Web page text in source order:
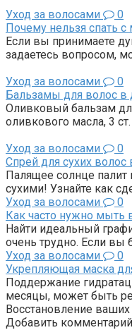
Уход за волосами
0
Почему нельзя спать с
Если вы принимаете
задаетесь вопросом,
Уход за волосами
0
Бальзамы для волос в
Оливковый бальзам
оливкового масла, 3
Уход за волосами
0
Спрей для сухих
Палящее солнце
сухими! Узнайте как
Уход за волосами
0
Как часто нужно
Найти идеальный
очень трудно. Если вы
Уход за волосами
0
Укрепляющая маска
Поддержание
месяцы, может быть
Восстановление
Добавить комментарий